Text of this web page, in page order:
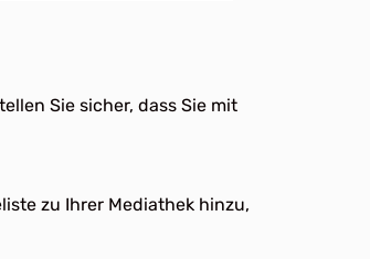
Sie sicher, dass Sie mit
zu Ihrer Mediathek hinzu,